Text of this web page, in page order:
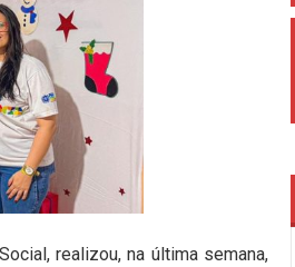
realizou, na última semana,